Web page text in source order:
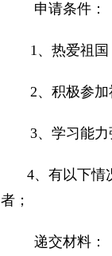
申请条件：
1、热爱祖
2、积极参
3、学习能
4、有以下情
者；
递交材料：